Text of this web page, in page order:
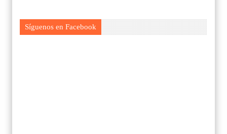
Síguenos en Facebook